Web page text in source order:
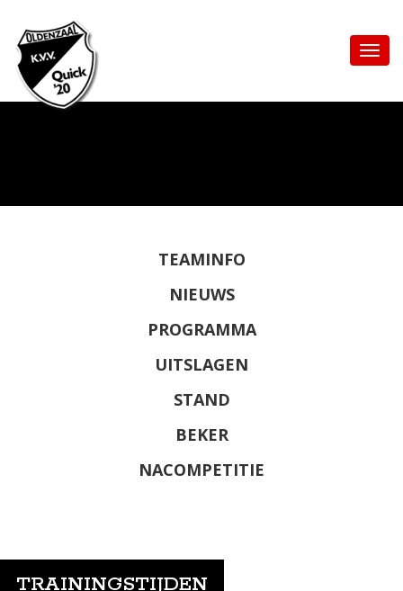
TEAMINFO
NIEUWS
PROGRAMMA
UITSLAGEN
STAND
BEKER
NACOMPETITIE
TRAININGSTIJDEN